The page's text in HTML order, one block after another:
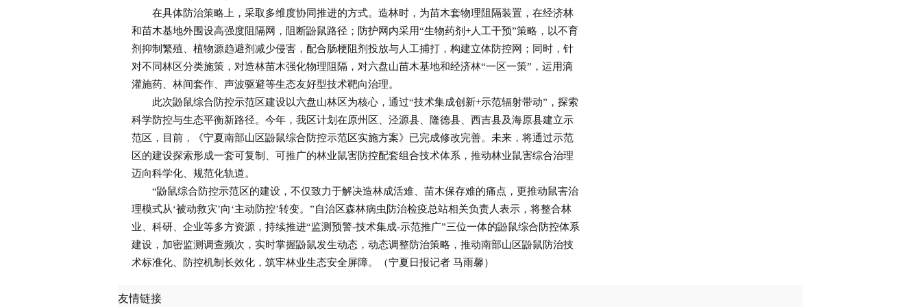
在具体防治策略上，采取多维度协同推进的方式。造林时，为苗木套物理阻隔装置，在经济林
和苗木基地外围设高强度阻隔网，阻断鼢鼠路径；防护网内采用“生物药剂+人工干预”策略，以不育
剂抑制繁殖、植物源趋避剂减少侵害，配合肠梗阻剂投放与人工捕打，构建立体防控网；同时，针
对不同林区分类施策，对造林苗木强化物理阻隔，对六盘山苗木基地和经济林“一区一策”，运用滴
灌施药、林间套作、声波驱避等生态友好型技术靶向治理。
此次鼢鼠综合防控示范区建设以六盘山林区为核心，通过“技术集成创新+示范辐射带动”，探索
科学防控与生态平衡新路径。今年，我区计划在原州区、泾源县、隆德县、西吉县及海原县建立示
范区，目前，《宁夏南部山区鼢鼠综合防控示范区实施方案》已完成修改完善。未来，将通过示范
区的建设探索形成一套可复制、可推广的林业鼠害防控配套组合技术体系，推动林业鼠害综合治理
迈向科学化、规范化轨道。
“鼢鼠综合防控示范区的建设，不仅致力于解决造林成活难、苗木保存难的痛点，更推动鼠害治
理模式从‘被动救灾’向‘主动防控’转变。”自治区森林病虫防治检疫总站相关负责人表示，将整合林
业、科研、企业等多方资源，持续推进“监测预警-技术集成-示范推广”三位一体的鼢鼠综合防控体系
建设，加密监测调查频次，实时掌握鼢鼠发生动态，动态调整防治策略，推动南部山区鼢鼠防治技
术标准化、防控机制长效化，筑牢林业生态安全屏障。（宁夏日报记者 马雨馨）
友情链接